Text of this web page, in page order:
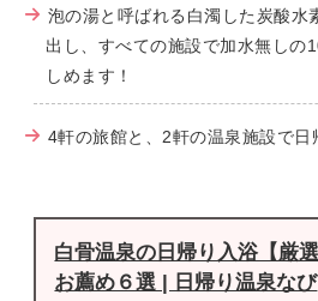
泡の湯と呼ばれる白濁した炭酸水
出し、すべての施設で加水無しの
しめます！
4軒の旅館と、2軒の温泉施設で日
白骨温泉の日帰り入浴【厳選
お薦め６選 | 日帰り温泉なび